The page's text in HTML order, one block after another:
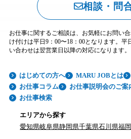
相談・問
お仕事に関するご相談は、お気軽にお問い
け付けは平日9：00〜18：00となります。平
い合わせは翌営業日以降の対応になります。
はじめての方へ MARU JOBとは
お仕事コラム
お仕事説明会のご案
お仕事検索
エリアから探す
愛知県岐阜県静岡県千葉県石川県福